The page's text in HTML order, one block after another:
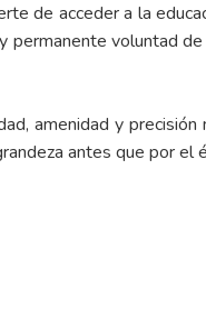
de acceder a la
permanente voluntad de
amenidad y precisión
antes que por